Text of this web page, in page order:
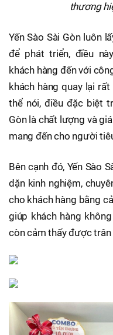
thương
Yến Sào Sài Gòn luôn
để phát triển, điều
khách hàng đến với
khách hàng quay lại
thể nói, điều đặc biệt
Gòn là chất lượng và
mang đến cho người
Bên cạnh đó, Yến Sào
dặn kinh nghiệm,
cho khách hàng bằng
giúp khách hàng
còn cảm thấy được